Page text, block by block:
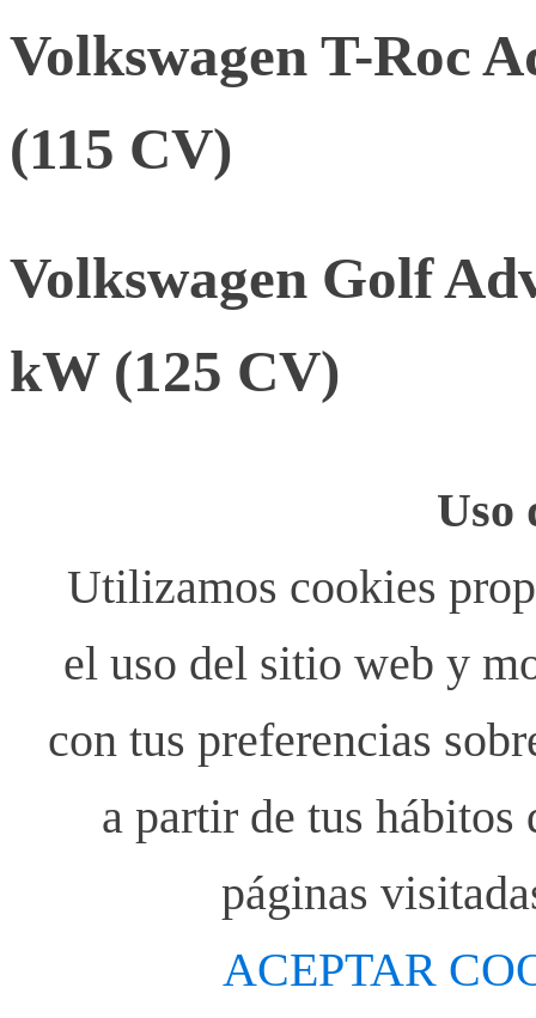
Volkswagen T-Roc
(115 CV)
Volkswagen Golf
kW (125 CV)
Uso
Utilizamos cookies
el uso del sitio web y
con tus preferencias
a partir de tus
páginas
ACEPTAR